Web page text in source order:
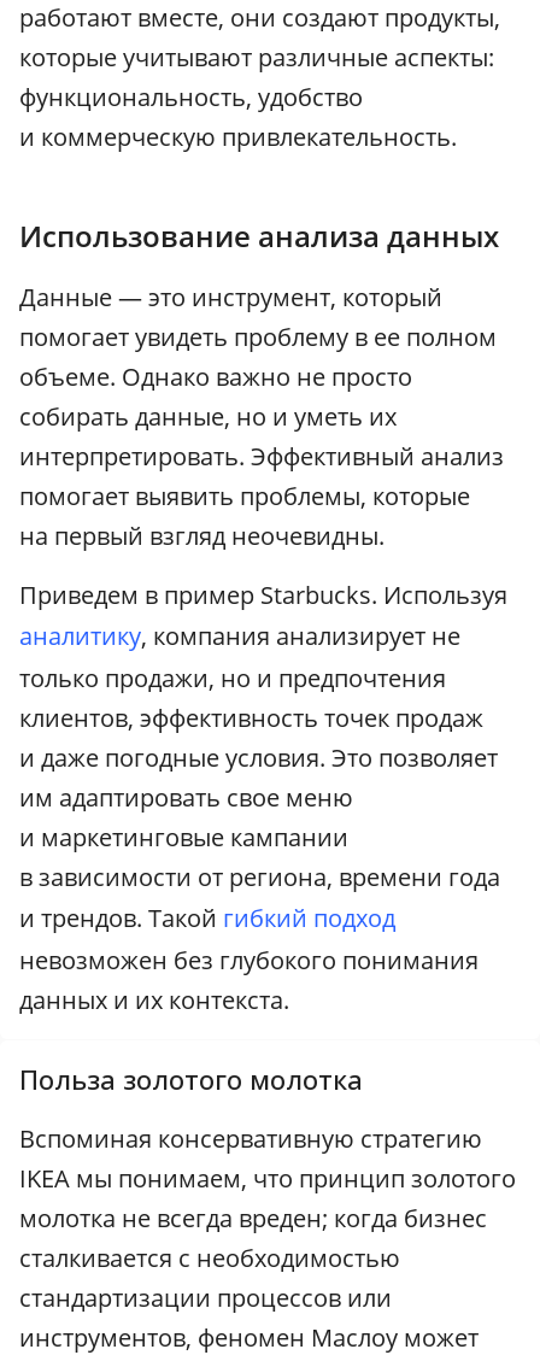
работают вместе, они создают продукты,
которые учитывают различные аспекты:
функциональность, удобство
и коммерческую привлекательность.
Использование анализа данных
Данные — это инструмент, который
помогает увидеть проблему в ее полном
объеме. Однако важно не просто
собирать данные, но и уметь их
интерпретировать. Эффективный анализ
помогает выявить проблемы, которые
на первый взгляд неочевидны.
Приведем в пример Starbucks. Используя
аналитику, компания анализирует не
только продажи, но и предпочтения
клиентов, эффективность точек продаж
и даже погодные условия. Это позволяет
им адаптировать свое меню
и маркетинговые кампании
в зависимости от региона, времени года
и трендов. Такой гибкий подход
невозможен без глубокого понимания
данных и их контекста.
Польза золотого молотка
Вспоминая консервативную стратегию
IKEA мы понимаем, что принцип золотого
молотка не всегда вреден; когда бизнес
сталкивается с необходимостью
стандартизации процессов или
инструментов, феномен Маслоу может